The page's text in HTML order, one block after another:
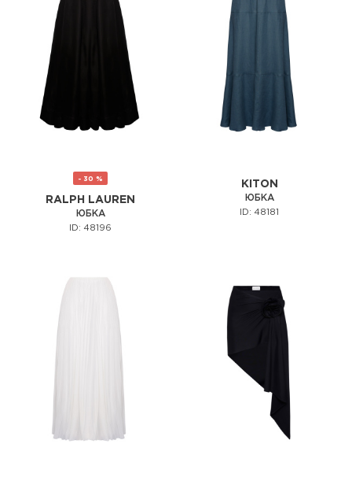
- 30 %
RALPH LAUREN
ЮБКА
ID: 48196
KITON
ЮБКА
ID: 48181